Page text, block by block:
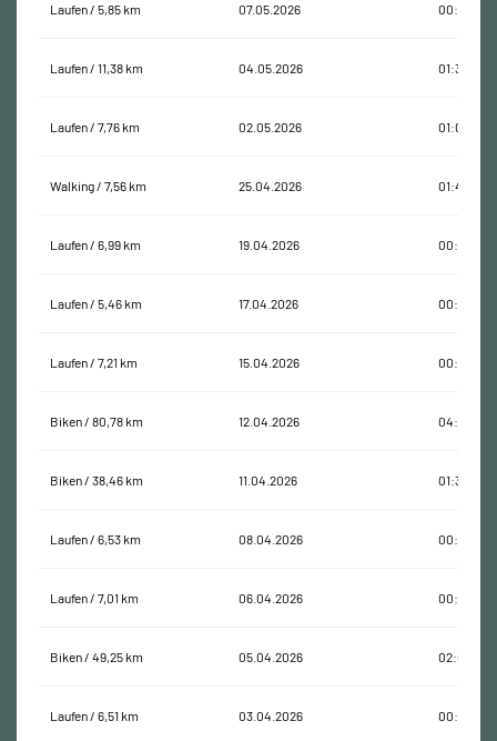
Laufen / 5,85 km 07.05.2026 00:40:58
Laufen / 11,38 km 04.05.2026 01:31:48
Laufen / 7,76 km 02.05.2026 01:05:34
Walking / 7,56 km 25.04.2026 01:41:34
Laufen / 6,99 km 19.04.2026 00:45:55
Laufen / 5,46 km 17.04.2026 00:38:10
Laufen / 7,21 km 15.04.2026 00:45:52
Biken / 80,78 km 12.04.2026 04:11:57
Biken / 38,46 km 11.04.2026 01:32:23
Laufen / 6,53 km 08.04.2026 00:43:23
Laufen / 7,01 km 06.04.2026 00:50:22
Biken / 49,25 km 05.04.2026 02:05:19
Laufen / 6,51 km 03.04.2026 00:47:47